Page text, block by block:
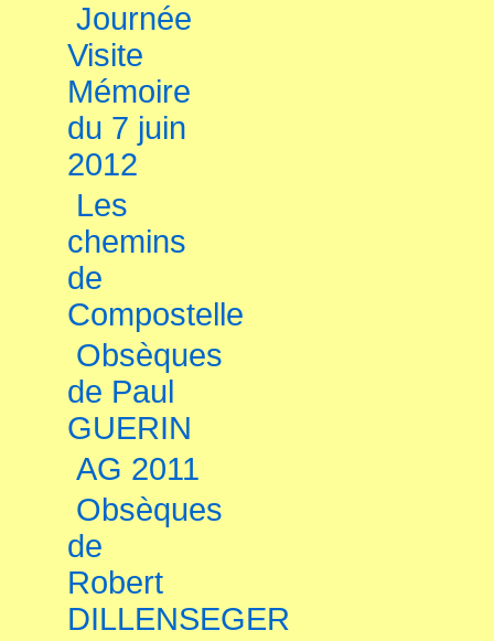
Journée
Visite
Mémoire
du 7 juin
2012
Les
chemins
de
Compostelle
Obsèques
de Paul
GUERIN
AG 2011
Obsèques
de
Robert
DILLENSEGER